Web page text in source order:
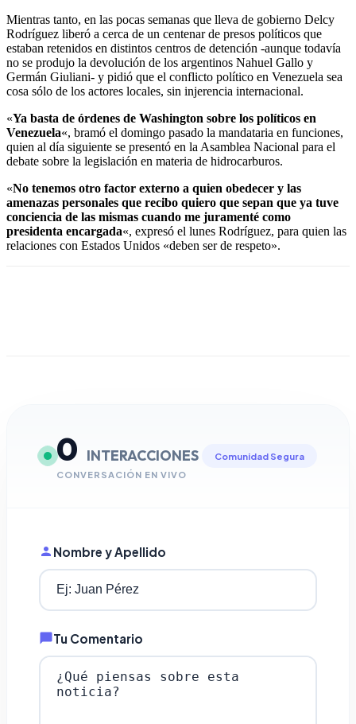
Mientras tanto, en las pocas semanas que lleva de gobierno Delcy
Rodríguez liberó a cerca de un centenar de presos políticos que
estaban retenidos en distintos centros de detención -aunque todavía
no se produjo la devolución de los argentinos Nahuel Gallo y
Germán Giuliani- y pidió que el conflicto político en Venezuela sea
cosa sólo de los actores locales, sin injerencia internacional.
«Ya basta de órdenes de Washington sobre los políticos en
Venezuela«, bramó el domingo pasado la mandataria en funciones,
quien al día siguiente se presentó en la Asamblea Nacional para el
debate sobre la legislación en materia de hidrocarburos.
«No tenemos otro factor externo a quien obedecer y las
amenazas personales que recibo quiero que sepan que ya tuve
conciencia de las mismas cuando me juramenté como
presidenta encargada«, expresó el lunes Rodríguez, para quien las
relaciones con Estados Unidos «deben ser de respeto».
0 INTERACCIONES
CONVERSACIÓN EN VIVO
Comunidad Segura
Nombre y Apellido
Tu Comentario